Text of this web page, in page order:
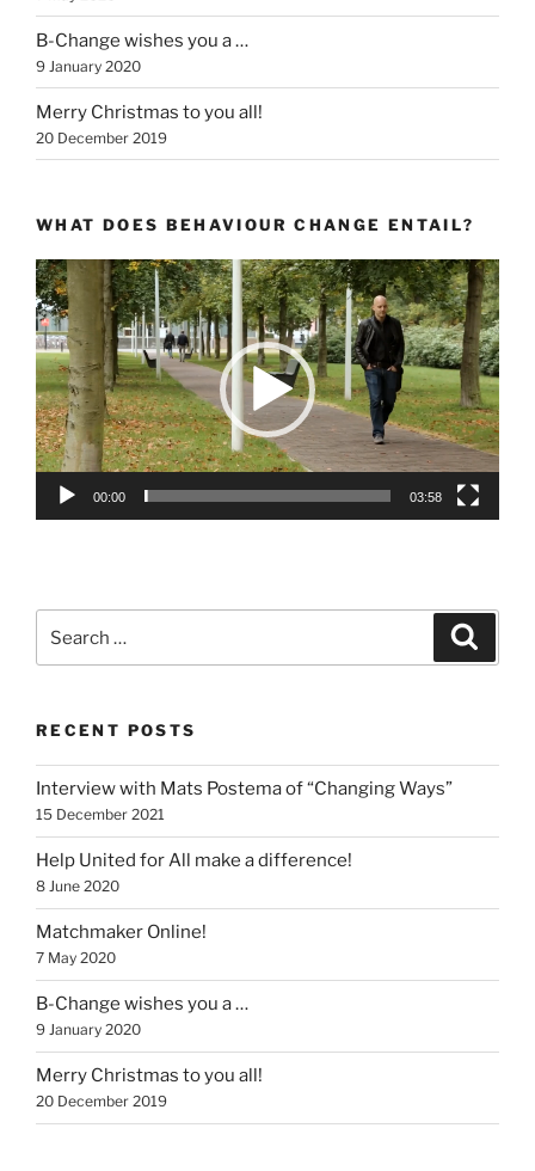
B-Change wishes you a …
9 January 2020
Merry Christmas to you all!
20 December 2019
WHAT DOES BEHAVIOUR CHANGE ENTAIL?
Video
Player
00:00 03:58
for:
RECENT POSTS
Interview with Mats Postema of “Changing Ways”
15 December 2021
Help United for All make a difference!
8 June 2020
Matchmaker Online!
7 May 2020
B-Change wishes you a …
9 January 2020
Merry Christmas to you all!
20 December 2019